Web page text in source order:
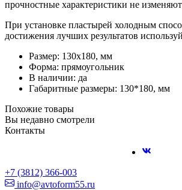
прочностные характеристики не
При установке пластырей холодным
достижения лучших результатов
Размер: 130х180, мм
Форма: прямоугольник
В наличии: да
Габаритные размеры: 130*180, мм
Похожие товары
Вы недавно смотрели
Контакты
+7 (3812) 366-003
info@avtoform55.ru